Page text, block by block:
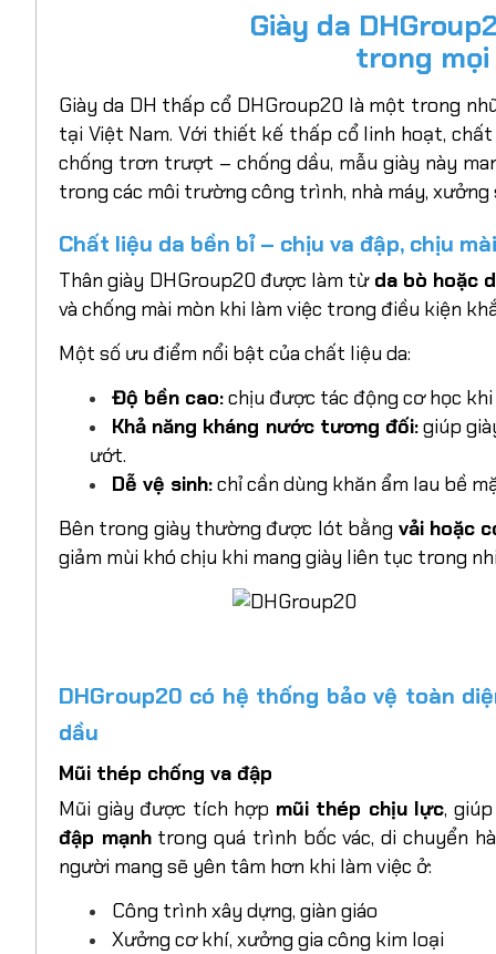
Giày da
trong
Giày da DH thấp cổ DHGroup20 là một trong
tại Việt Nam. Với thiết kế thấp cổ linh hoạt,
chống trơn trượt – chống dầu, mẫu giày này
trong các môi trường công trình, nhà máy, xưởng
Chất liệu da bền bỉ – chịu va đập, chịu
Thân giày DHGroup20 được làm từ da bò hoặc
và chống mài mòn khi làm việc trong điều kiện
Một số ưu điểm nổi bật của chất liệu da:
Độ bền cao:chịu được tác động cơ học
Khả năng kháng nước tương đối:giúp
ướt.
Dễ vệ sinh:chỉ cần dùng khăn ẩm lau bề
Bên trong giày thường được lót bằng vải hoặc
giảm mùi khó chịu khi mang giày liên tục trong
DHGroup20 có hệ thống bảo vệ toàn
dầu
Mũi thép chống va đập
Mũi giày được tích hợp mũi thép chịu lực,
đập mạnhtrong quá trình bốc vác, di chuyển
người mang sẽ yên tâm hơn khi làm việc ở:
Công trình xây dựng, giàn giáo
Xưởng cơ khí, xưởng gia công kim loại